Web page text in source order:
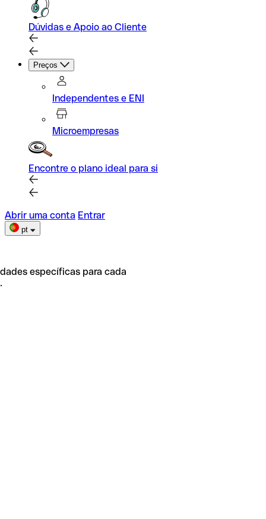
Dúvidas e Apoio ao Cliente
Preços
Independentes e ENI
Microempresas
Encontre o plano ideal para si
Abrir uma conta Entrar
pt
específicas para cada